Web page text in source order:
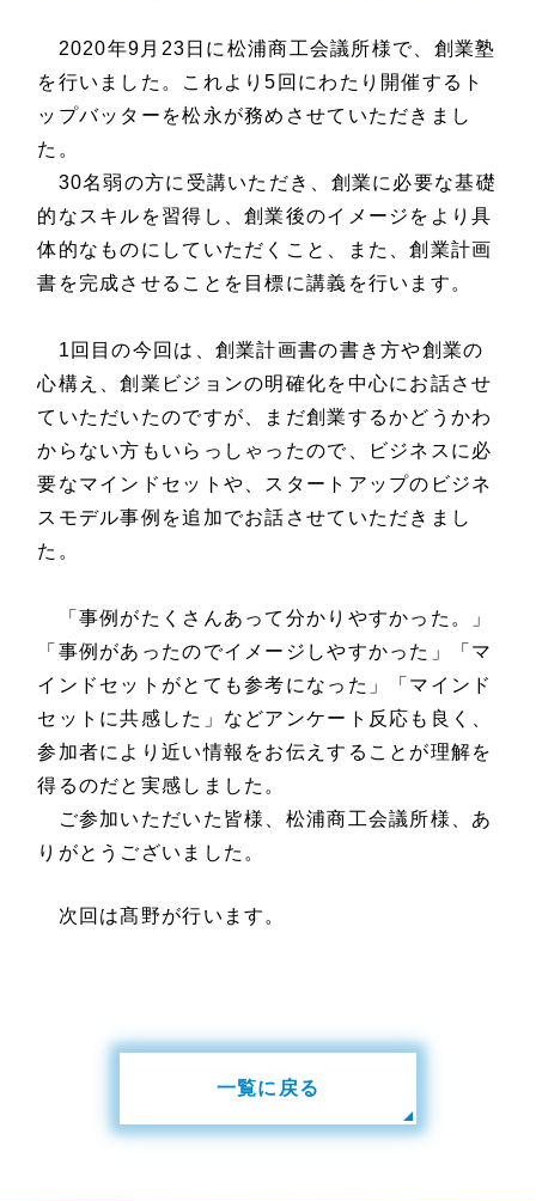
2020年9月23日に松浦商工会議所様で、創業塾
を行いました。これより5回にわたり開催するト
ップバッターを松永が務めさせていただきまし
た。
30名弱の方に受講いただき、創業に必要な基礎
的なスキルを習得し、創業後のイメージをより具
体的なものにしていただくこと、また、創業計画
書を完成させることを目標に講義を行います。
1回目の今回は、創業計画書の書き方や創業の
心構え、創業ビジョンの明確化を中心にお話させ
ていただいたのですが、まだ創業するかどうかわ
からない方もいらっしゃったので、ビジネスに必
要なマインドセットや、スタートアップのビジネ
スモデル事例を追加でお話させていただきまし
た。
「事例がたくさんあって分かりやすかった。」
「事例があったのでイメージしやすかった」「マ
インドセットがとても参考になった」「マインド
セットに共感した」などアンケート反応も良く、
参加者により近い情報をお伝えすることが理解を
得るのだと実感しました。
ご参加いただいた皆様、松浦商工会議所様、あ
りがとうございました。
次回は髙野が行います。
一覧に戻る